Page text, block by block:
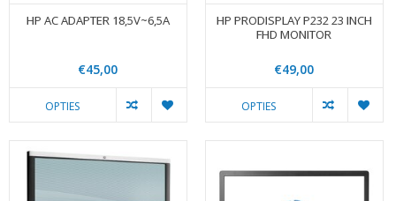
HP AC ADAPTER 18,5V~6,5A
€45,00
OPTIES
HP PRODISPLAY P232 23 INCH
FHD MONITOR
€49,00
OPTIES